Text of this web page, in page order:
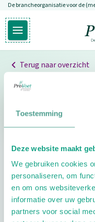
Toestemming
Deze website maakt
We gebruiken cookies
personaliseren, om
en om ons
informatie over uw
partners voor social
Overslaan en naar de
De brancheorganisatie voor de
Open hoofdmenu
Terug naar overzicht
Professionals
Pedicure
pedicure.